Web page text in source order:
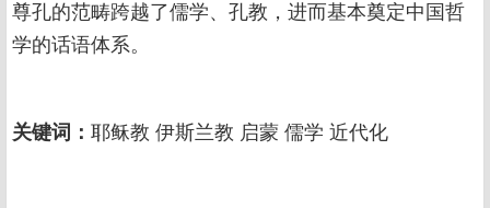
尊孔的范畴跨越了儒学、孔教，进而基本奠定中国哲
学的话语体系。
关键词： 耶稣教 伊斯兰教 启蒙 儒学 近代化